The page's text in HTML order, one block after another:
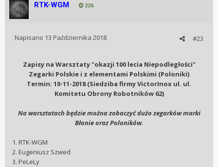
RTK-WGM 226
#23
Napisano 13 Października 2018
Zapisy na Warsztaty "okazji 100 lecia Niepodległości"
Zegarki Polskie i z elementami Polskimi (Poloniki)
Termin: 10-11-2018 (Siedziba firmy VictorInox ul. ul.
Komitetu Obrony Robotników 62)
Na warsztatach będzie można zobaczyć dużo zegarków marki
Błonie oraz Poloników.
1. RTK-WGM
2. Eugeniusz Szwed
3. PeLeLy